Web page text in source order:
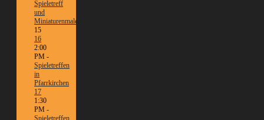
Spieletreff
und
Miniaturenmalen/Tabletop
15
16
2:00
PM -
Spieletreffen
in
Pfarrkirchen
17
1:30
PM -
Spieletreffen